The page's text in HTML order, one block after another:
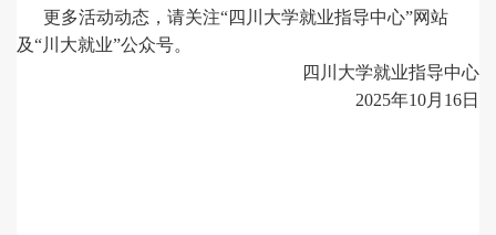
更多活动动态，请关注“四川大学就业指导中心”网站
及“川大就业”公众号。
四川大学就业指导中心
2025年10月 16日